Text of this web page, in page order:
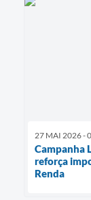
27 MAI 2026 -
Campanha
reforça
Renda